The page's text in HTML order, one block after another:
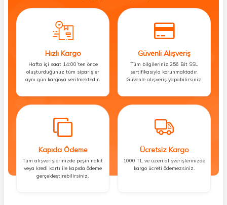
Hızlı Kargo
Hafta içi saat 14:00’ten önce
oluşturduğunuz tüm siparişler
aynı gün kargoya verilmektedir.
Güvenli Alışveriş
Tüm bilgileriniz 256 Bit SSL
sertifikasıyla korunmaktadır.
Güvenle alışveriş yapabilirsiniz.
Kapıda Ödeme
Tüm alışverişlerinizde peşin nakit
veya kredi kartı ile kapıda ödeme
gerçekleştirebilirsiniz.
Ücretsiz Kargo
1000 TL ve üzeri alışverişlerinizde
kargo ücreti ödemezsiniz.